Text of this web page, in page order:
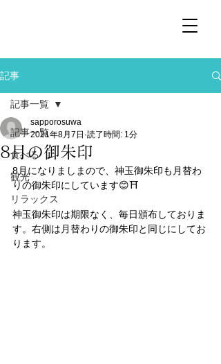
記事
記事一覧
食べる
観光
リラックス
記事一覧
8月の御朱印
sapporosuwa
2021年8月7日 読了時間: 1分
8月になりましまので、神玉御朱印も月替わ
りの御朱印にしています😊⛩
神玉御朱印は期限なく、毎日頒布しておりま
す。右側は月替わりの御朱印と同じにしてお
ります。